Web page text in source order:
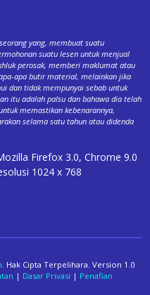
yang, membuat suatu
suatu lesen untuk menjual
perosak, memberi maklumat atau
apa butir material, melainkan jika
dan tidak mempunyai sebab untuk
itu adalah palsu dan bahawa dia telah
memastikan kebenarannya,
selama satu tahun atau didenda
Firefox 3.0, Chrome 9.0
1024 x 768
. Hak Cipta Terpelihara. Version 1.0
| Dasar Privasi | Penafian